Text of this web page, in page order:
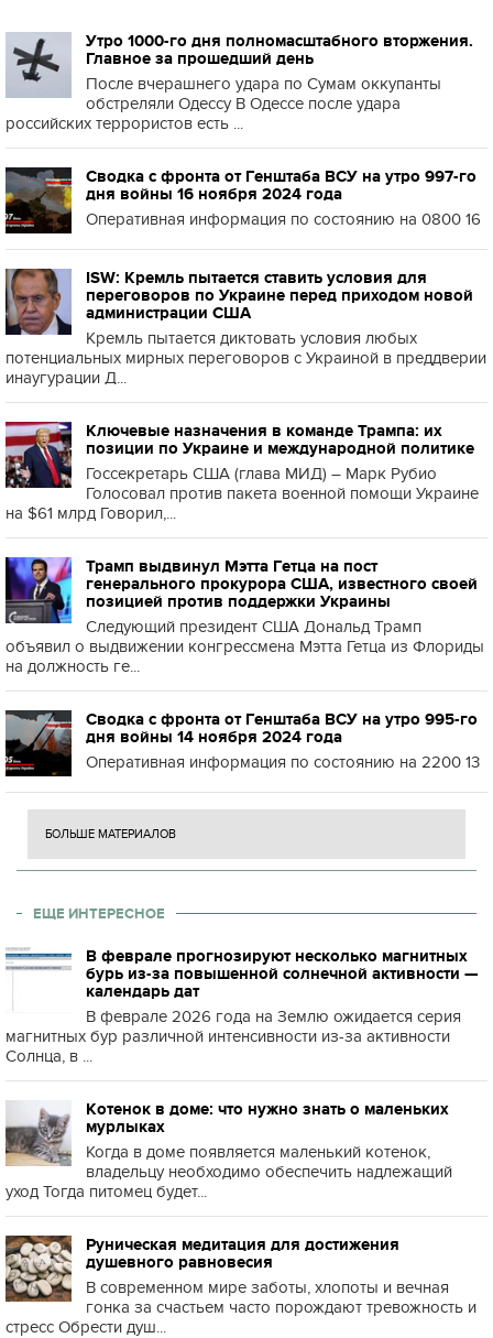
Утро 1000-го дня полномасштабного вторжения.
Главное за прошедший день
После вчерашнего удара по Сумам оккупанты
обстреляли Одессу В Одессе после удара
российских террористов есть ...
Сводка с фронта от Генштаба ВСУ на утро 997-го
дня войны 16 ноября 2024 года
Оперативная информация по состоянию на 0800 16
ISW: Кремль пытается ставить условия для
переговоров по Украине перед приходом новой
администрации США
Кремль пытается диктовать условия любых
потенциальных мирных переговоров с Украиной в преддверии
инаугурации Д...
Ключевые назначения в команде Трампа: их
позиции по Украине и международной политике
Госсекретарь США (глава МИД) – Марк Рубио
Голосовал против пакета военной помощи Украине
на $61 млрд Говорил,...
Трамп выдвинул Мэтта Гетца на пост
генерального прокурора США, известного своей
позицией против поддержки Украины
Следующий президент США Дональд Трамп
объявил о выдвижении конгрессмена Мэтта Гетца из Флориды
на должность ге...
Сводка с фронта от Генштаба ВСУ на утро 995-го
дня войны 14 ноября 2024 года
Оперативная информация по состоянию на 2200 13
БОЛЬШЕ МАТЕРИАЛОВ
ЕЩЕ ИНТЕРЕСНОЕ
В феврале прогнозируют несколько магнитных
бурь из-за повышенной солнечной активности —
календарь дат
В феврале 2026 года на Землю ожидается серия
магнитных бур различной интенсивности из-за активности
Солнца, в ...
Котенок в доме: что нужно знать о маленьких
мурлыках
Когда в доме появляется маленький котенок,
владельцу необходимо обеспечить надлежащий
уход Тогда питомец будет...
Руническая медитация для достижения
душевного равновесия
В современном мире заботы, хлопоты и вечная
гонка за счастьем часто порождают тревожность и
стресс Обрести душ...